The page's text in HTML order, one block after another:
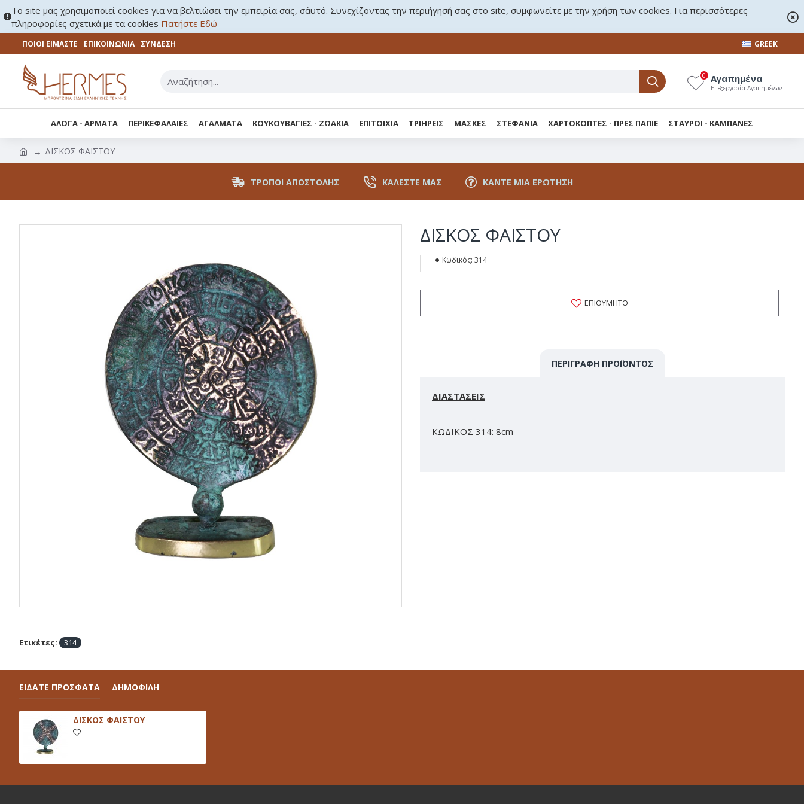
Το site μας χρησιμοποιεί cookies για να βελτιώσει την εμπειρία σας, σ΄αυτό. Συνεχίζοντας την περιήγησή σας στο site, συμφωνείτε με την χρήση των cookies. Για περισσότερες
πληροφορίες σχετικά με τα cookies Πατήστε Εδώ
ΠΟΙΟΙ ΕΙΜΑΣΤΕ ΕΠΙΚΟΙΝΩΝΊΑ ΣΎΝΔΕΣΗ GREEK
Αγαπημένα
Επεξεργασία Αγαπημένων
0
ΑΛΟΓΑ - ΑΡΜΑΤΑ ΠΕΡΙΚΕΦΑΛΑΙΕΣ ΑΓΑΛΜΑΤΑ ΚΟΥΚΟΥΒΑΓΙΕΣ - ΖΩΑΚΙΑ ΕΠΙΤΟΙΧΙΑ ΤΡΙΗΡΕΙΣ ΜΑΣΚΕΣ ΣΤΕΦΑΝΙΑ ΧΑΡΤΟΚΟΠΤΕΣ - ΠΡΕΣ ΠΑΠΙΕ ΣΤΑΥΡΟΙ - KΑΜΠΑΝΕΣ
ΔΙΣΚΟΣ ΦΑΙΣΤΟΥ
ΤΡΌΠΟΙ ΑΠΟΣΤΟΛΉΣ ΚΑΛΈΣΤΕ ΜΑΣ ΚΆΝΤΕ ΜΙΑ ΕΡΏΤΗΣΗ
ΔΙΣΚΟΣ ΦΑΙΣΤΟΥ
Κωδικός: 314
ΕΠΙΘΥΜΗΤΌ
ΠΕΡΙΓΡΑΦΉ ΠΡΟΪΌΝΤΟΣ
ΔΙΑΣΤΑΣΕΙΣ
ΚΩΔΙΚΟΣ 314: 8cm
Ετικέτες: 314
ΕΙΔΑΤΕ ΠΡΟΣΦΑΤΑ ΔΗΜΟΦΙΛΗ
ΔΙΣΚΟΣ ΦΑΙΣΤΟΥ